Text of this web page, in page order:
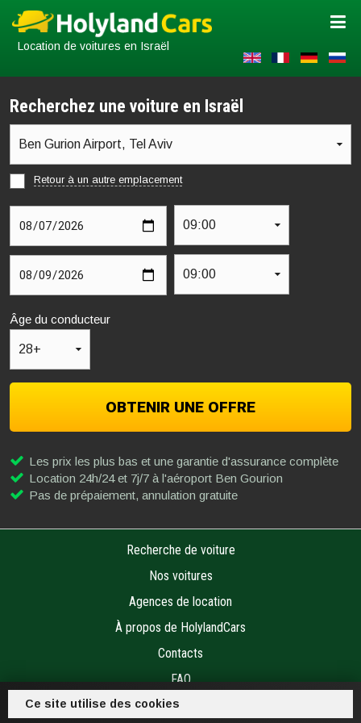
Location de voitures en Israël
Recherchez une voiture en Israël
Ben Gurion Airport, Tel Aviv
Retour à un autre emplacement
Ben Gurion Airport, Tel Aviv
09:00
09:00
Âge du conducteur
28+
OBTENIR UNE OFFRE
Les prix les plus bas et une garantie d'assurance complète
Location 24h/24 et 7j/7 à l'aéroport Ben Gourion
Pas de prépaiement, annulation gratuite
Recherche de voiture
Nos voitures
Agences de location
À propos de HolylandCars
Contacts
FAQ
Conditions de location
Ce site utilise des cookies